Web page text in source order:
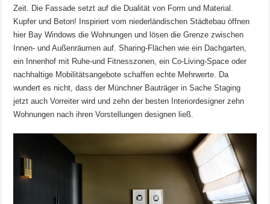
Zeit. Die Fassade setzt auf die Dualität von Form und Material.
Kupfer und Beton! Inspiriert vom niederländischen Städtebau öffnen
hier Bay Windows die Wohnungen und lösen die Grenze zwischen
Innen- und Außenräumen auf. Sharing-Flächen wie ein Dachgarten,
ein Innenhof mit Ruhe-und Fitnesszonen, ein Co-Living-Space oder
nachhaltige Mobilitätsangebote schaffen echte Mehrwerte. Da
wundert es nicht, dass der Münchner Bauträger in Sache Staging
jetzt auch Vorreiter wird und zehn der besten Interiordesigner zehn
Wohnungen nach ihren Vorstellungen designen ließ.